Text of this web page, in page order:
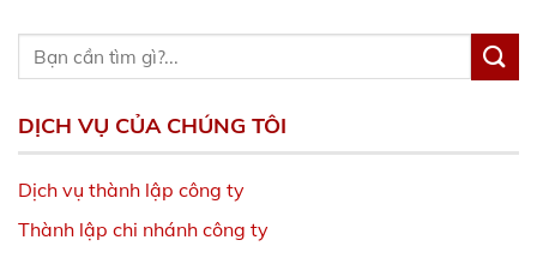
DỊCH VỤ CỦA CHÚNG TÔI
Dịch vụ thành lập công ty
Thành lập chi nhánh công ty